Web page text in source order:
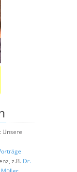
Unsere
z.B. Dr.